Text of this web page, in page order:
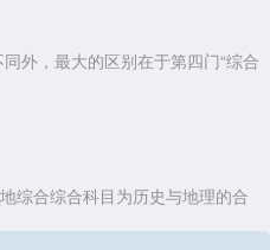
，最大的区别在于第四门“综合
合综合科目为历史与地理的合